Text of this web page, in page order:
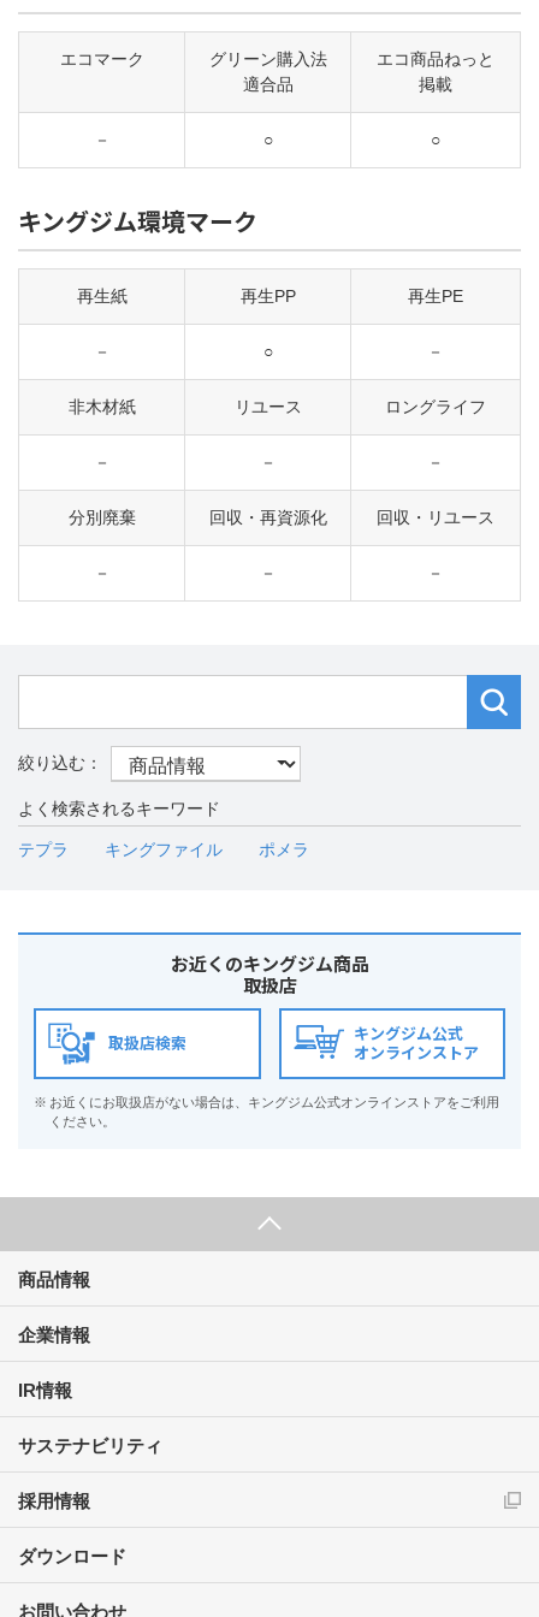
エコマーク
グリーン購入法
適合品
エコ商品ねっと
掲載
－ ○ ○
キングジム環境マーク
再生紙 再生PP 再生PE
－ ○ －
非木材紙 リユース ロングライフ
－ － －
分別廃棄 回収・再資源化 回収・リユース
－ － －
よく検索されるキーワード
テプラ キングファイル ポメラ
お近くのキングジム商品
取扱店
取扱店検索
キングジム公式
オンラインストア
※ お近くにお取扱店がない場合は、キングジム公式オンラインストアをご利用
ください。
商品情報
企業情報
IR情報
サステナビリティ
採用情報
ダウンロード
お問い合わせ